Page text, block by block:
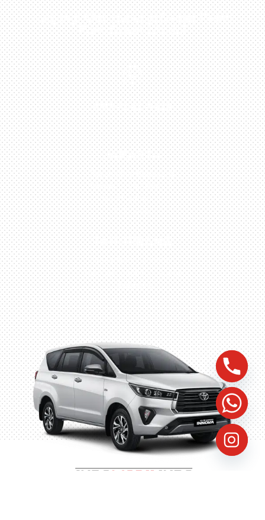
Kunjungi Atau Hubungi Dealer Resmi
Kami Di Kota Anda!

0813-1054-7548
JAKARTA
Perumahan Boulevard
Taman Surya 3 Blok h2,
No.27, Jakarta –
Indonesia
TANGERANG
Husein Sastra Negara,
No.8 Jurumudi Tangerang
– Indonesia